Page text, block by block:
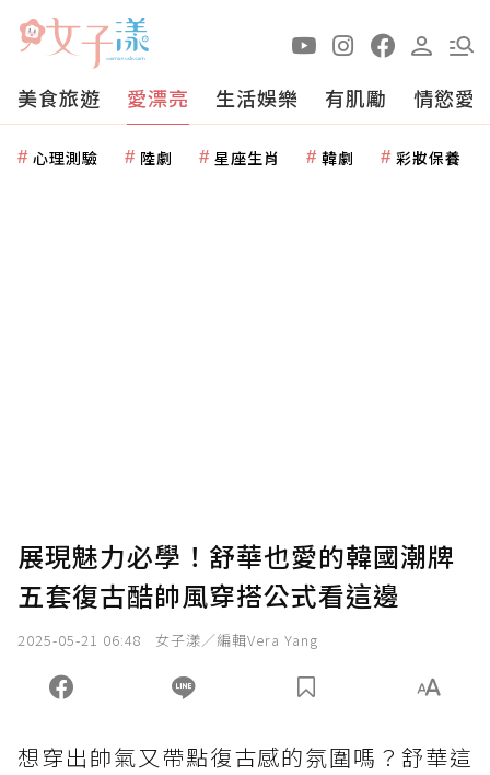
美食旅遊 愛漂亮 生活娛樂 有肌勵 情慾愛
心理測驗 陸劇 星座生肖 韓劇 彩妝保養
展現魅力必學！舒華也愛的韓國潮牌
五套復古酷帥風穿搭公式看這邊
2025-05-21 06:48 女子漾／編輯Vera Yang
想穿出帥氣又帶點復古感的氛圍嗎？舒華這